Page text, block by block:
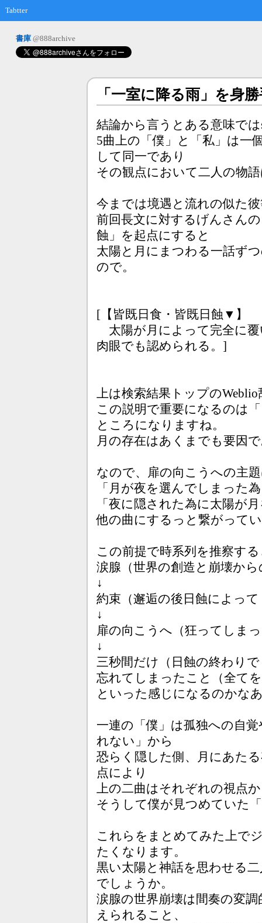
Tabtter
書庫 @888archive
「一室に降る雨」を身
結論から言うとある意味では
5曲上の「僕」と「私」は一
して同一であり
その観点において二人の物
今までは境遇と流れの似た
前回長文に対するげんさん
蝕」を起点にすると
太陽と月にまつわる一話ず
ので。
[【皆既日食・皆既日蝕▼】
太陽が月によって完全に
肉眼でも認められる。]
上は検索結果トップの
この説明で重要になるのは
ところになりますね。
月の存在はあくまでも要因
なので、扉の向こうへの主
「月が夜を選んでしまった
「夜に隠された為に太陽が
他の曲にするっと繋がって
この前提で時系列を推察す
涙腺（世界の創造と崩壊から
↓
約束（邂逅の後日蝕によっ
↓
扉の向こうへ（狂ってしま
↓
三秒間だけ（日蝕の終わり
忘れてしまったこと（全て
といった感じになるのかな
一連の「僕」は孤独への自
れない」から
恐らく隠した側、月にあた
点により
上の二曲はそれぞれの視点
そうして僕が見つめていた
これらをまとめてみた上で
たくなります。
黒い太陽と神話を思わせる
でしょうか。
涙腺の世界崩壊は間奏の変
えられること、